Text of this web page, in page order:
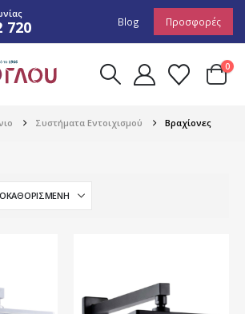
720 Blog Προσφορές
0
Συστήματα Εντοιχισμού Βραχίονες